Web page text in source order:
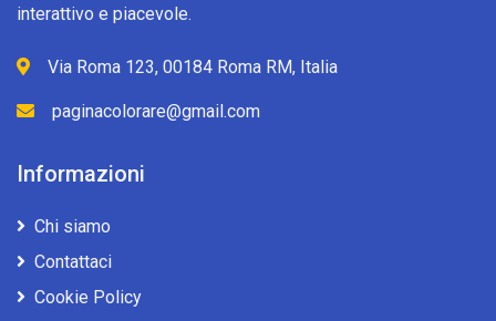
interattivo e piacevole.
Via Roma 123, 00184 Roma RM, Italia
paginacolorare@gmail.com
Informazioni
Chi siamo
Contattaci
Cookie Policy